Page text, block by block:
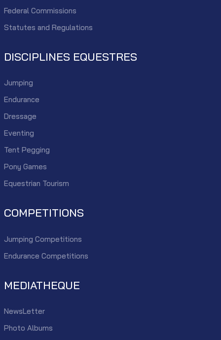
Federal Commissions
Statutes and Regulations
DISCIPLINES EQUESTRES
Jumping
Endurance
Dressage
Eventing
Tent Pegging
Pony Games
Equestrian Tourism
COMPETITIONS
Jumping Competitions
Endurance Competitions
MEDIATHEQUE
NewsLetter
Photo Albums